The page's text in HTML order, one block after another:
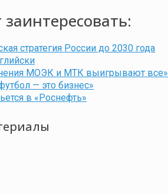
стратегия России до 2030 года
МОЭК и МТК выигрывают все»
— это бизнес»
в «Роснефть»